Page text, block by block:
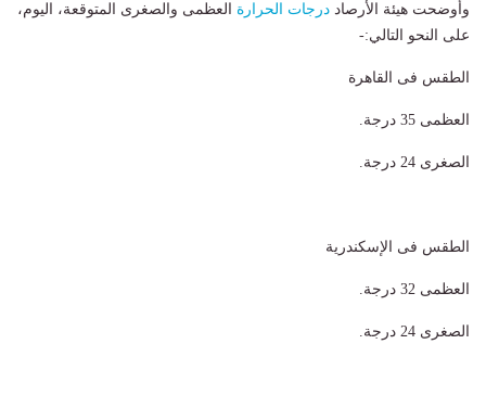
وأوضحت هيئة الأرصاد درجات الحرارة العظمى والصغرى المتوقعة، اليوم،
على النحو التالي:-
الطقس فى القاهرة
العظمى 35 درجة.
الصغرى 24 درجة.
الطقس فى الإسكندرية
العظمى 32 درجة.
الصغرى 24 درجة.